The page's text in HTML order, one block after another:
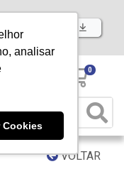
analisar
Cookies
já nosso APP
0
VOLTAR